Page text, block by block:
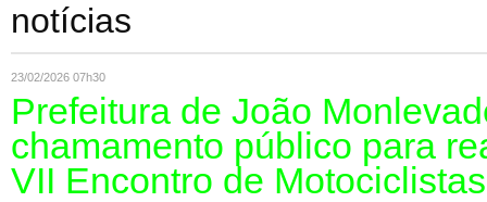
notícias
23/02/2026 07h30
Prefeitura de João
chamamento público para
VII Encontro de